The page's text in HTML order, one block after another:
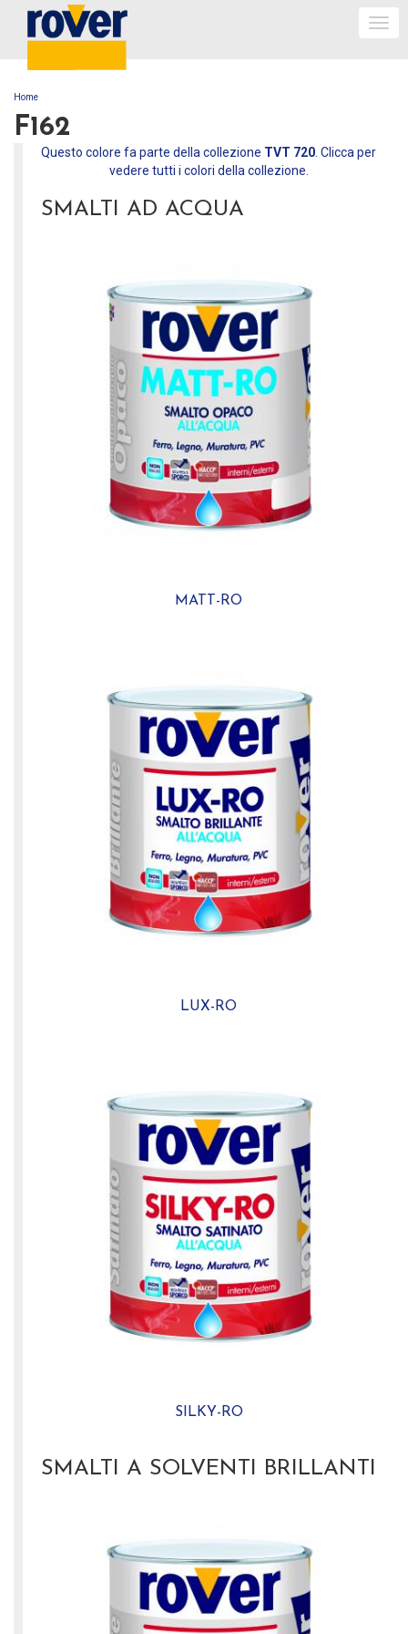
TU SEI QUI
Home
F162
Questo colore fa parte della collezione TVT 720 . Clicca per
vedere tutti i colori della collezione.
SMALTI AD ACQUA
MATT-RO
LUX-RO
SILKY-RO
SMALTI A SOLVENTI BRILLANTI